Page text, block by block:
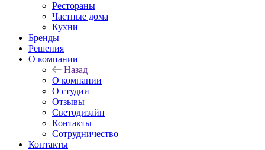
Рестораны
Частные дома
Кухни
Бренды
Решения
О компании
Назад
О компании
О студии
Отзывы
Светодизайн
Контакты
Сотрудничество
Контакты